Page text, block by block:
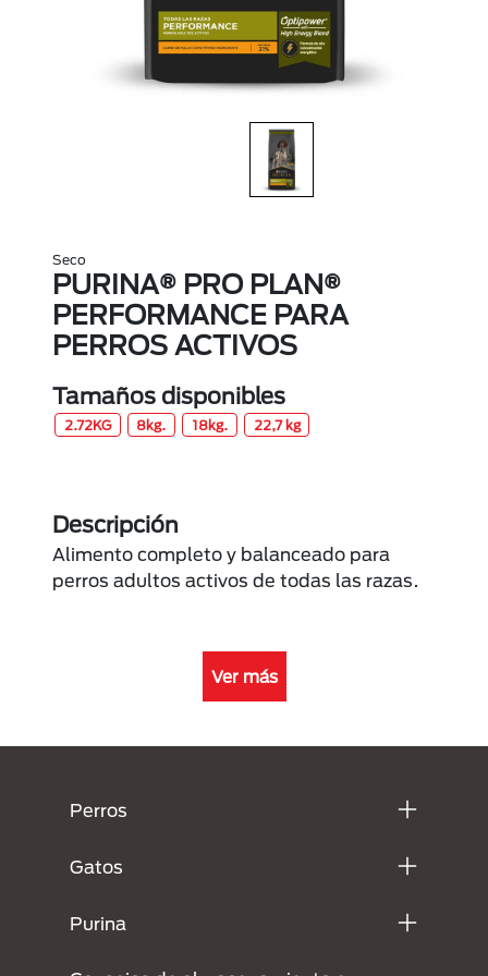
Seco
PURINA® PRO PLAN®
PERFORMANCE PARA
PERROS ACTIVOS
Tamaños disponibles
2.72KG 8kg. 18kg. 22,7 kg
Descripción
Alimento completo y balanceado para
perros adultos activos de todas las razas.
Ver más
Perros
Gatos
Purina